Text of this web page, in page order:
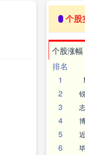
个股
个股涨幅
排名
1
2
3
4
5
6